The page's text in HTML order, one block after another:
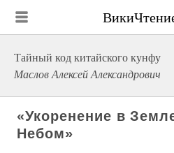
Тайный код китайского кунфу
Маслов Алексей Александрович
«Укоренение в
Небом»